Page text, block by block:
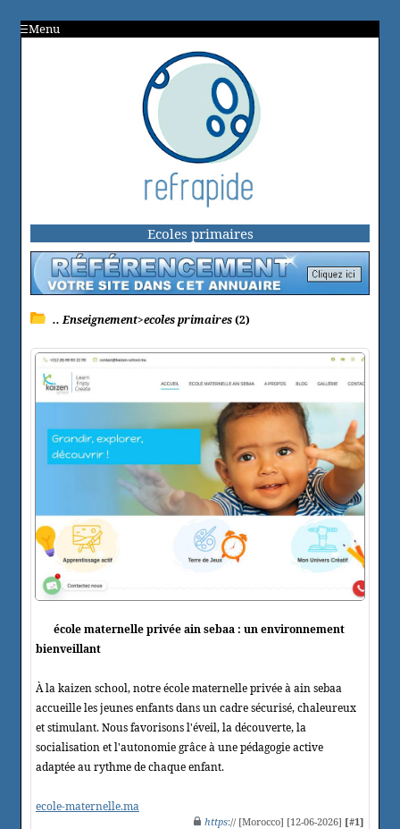
Menu
Ecoles primaires
.. Enseignement>ecoles primaires(2)
école maternelle privée ain sebaa : un environnement
bienveillant
À la kaizen school, notre école maternelle privée à ain sebaa
accueille les jeunes enfants dans un cadre sécurisé, chaleureux
et stimulant. Nous favorisons l'éveil, la découverte, la
socialisation et l'autonomie grâce à une pédagogie active
adaptée au rythme de chaque enfant.
ecole-maternelle.ma
https:// [Morocco] [12-06-2026] [#1]